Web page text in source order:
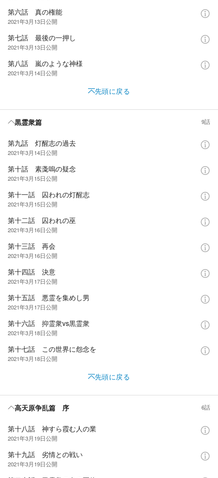
第六話 真の権能
2021年3月13日公開
第七話 最後の一押し
2021年3月13日公開
第八話 嵐のような神様
2021年3月14日公開
先頭に戻る
黒霊衆篇 9話
第九話 灯醒志の過去
2021年3月14日公開
第十話 素戔嗚の疑念
2021年3月15日公開
第十一話 囚われの灯醒志
2021年3月15日公開
第十二話 囚われの巫
2021年3月16日公開
第十三話 再会
2021年3月16日公開
第十四話 決意
2021年3月17日公開
第十五話 悪霊を集めし男
2021年3月17日公開
第十六話 抑霊衆vs黒霊衆
2021年3月18日公開
第十七話 この世界に怨念を
2021年3月18日公開
先頭に戻る
高天原争乱篇 序 6話
第十八話 神すら霞む人の業
2021年3月19日公開
第十九話 劣情との戦い
2021年3月19日公開